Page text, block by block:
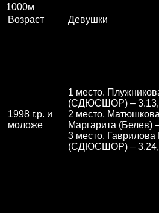
1000м
Возраст
Девушки
1998 г.р. и
моложе
1 место.
(СДЮСШОР) –
2 место. Матюшкова
Маргарита (Белев)
3 место. Гаврилова
(СДЮСШОР) –